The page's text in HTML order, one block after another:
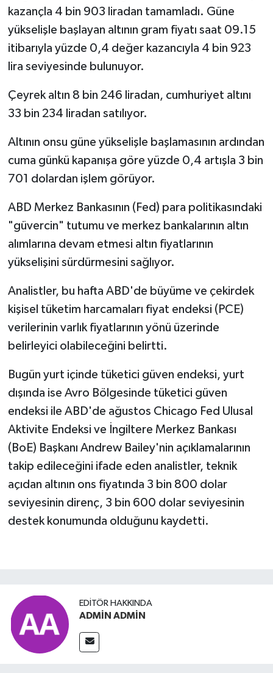
kazançla 4 bin 903 liradan tamamladı. Güne
yükselişle başlayan altının gram fiyatı saat 09.15
itibarıyla yüzde 0,4 değer kazancıyla 4 bin 923
lira seviyesinde bulunuyor.
Çeyrek altın 8 bin 246 liradan, cumhuriyet altını
33 bin 234 liradan satılıyor.
Altının onsu güne yükselişle başlamasının ardından
cuma günkü kapanışa göre yüzde 0,4 artışla 3 bin
701 dolardan işlem görüyor.
ABD Merkez Bankasının (Fed) para politikasındaki
"güvercin" tutumu ve merkez bankalarının altın
alımlarına devam etmesi altın fiyatlarının
yükselişini sürdürmesini sağlıyor.
Analistler, bu hafta ABD'de büyüme ve çekirdek
kişisel tüketim harcamaları fiyat endeksi (PCE)
verilerinin varlık fiyatlarının yönü üzerinde
belirleyici olabileceğini belirtti.
Bugün yurt içinde tüketici güven endeksi, yurt
dışında ise Avro Bölgesinde tüketici güven
endeksi ile ABD'de ağustos Chicago Fed Ulusal
Aktivite Endeksi ve İngiltere Merkez Bankası
(BoE) Başkanı Andrew Bailey'nin açıklamalarının
takip edileceğini ifade eden analistler, teknik
açıdan altının ons fiyatında 3 bin 800 dolar
seviyesinin direnç, 3 bin 600 dolar seviyesinin
destek konumunda olduğunu kaydetti.
EDITÖR HAKKINDA
ADMİN ADMİN